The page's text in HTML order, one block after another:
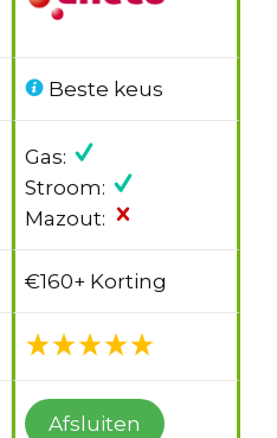
Beste keus
Gas:
Stroom:
Mazout:
€160+ Korting
Afsluiten